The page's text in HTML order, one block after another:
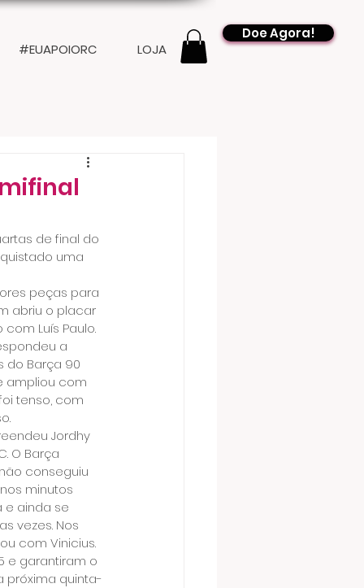
#EUAPOIORC LOJA
Doe Agora!
de final do
uma
peças para
abriu o placar
Luís Paulo.
a
do Barça 90
ampliou com
tenso, com
Jordhy
O Barça
conseguiu
minutos
e ainda se
vezes. Nos
com Vinicius.
e garantiram o
próxima quinta-